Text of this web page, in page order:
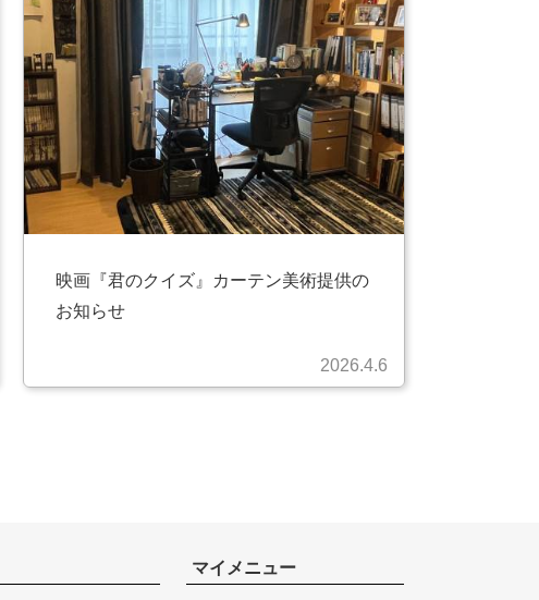
映画『君のクイズ』カーテン美術提供の
お知らせ
2026.4.6
マイメニュー